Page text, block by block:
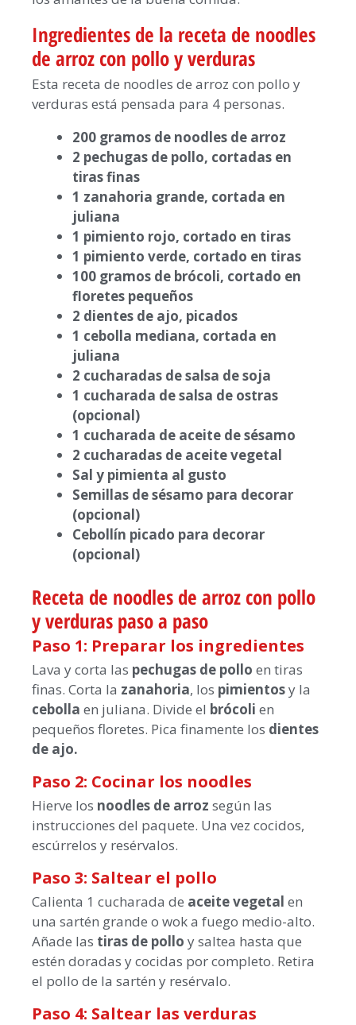
Ingredientes de la receta de noodles
de arroz con pollo y verduras
Esta receta de noodles de arroz con pollo y
verduras está pensada para 4 personas.
200 gramos de noodles de arroz
2 pechugas de pollo, cortadas en
tiras finas
1 zanahoria grande, cortada en
juliana
1 pimiento rojo, cortado en tiras
1 pimiento verde, cortado en tiras
100 gramos de brócoli, cortado en
floretes pequeños
2 dientes de ajo, picados
1 cebolla mediana, cortada en
juliana
2 cucharadas de salsa de soja
1 cucharada de salsa de ostras
(opcional)
1 cucharada de aceite de sésamo
2 cucharadas de aceite vegetal
Sal y pimienta al gusto
Semillas de sésamo para decorar
(opcional)
Cebollín picado para decorar
(opcional)
Receta de noodles de arroz con pollo
y verduras paso a paso
Paso 1: Preparar los ingredientes
Lava y corta las pechugas de pollo en tiras
finas. Corta la zanahoria, los pimientosy la
cebolla en juliana. Divide el brócoli en
pequeños floretes. Pica finamente los dientes
de ajo.
Paso 2: Cocinar los noodles
Hierve los noodles de arroz según las
instrucciones del paquete. Una vez cocidos,
escúrrelos y resérvalos.
Paso 3: Saltear el pollo
Calienta 1 cucharada de aceite vegetal en
una sartén grande o wok a fuego medio-alto.
Añade las tiras de pollo y saltea hasta que
estén doradas y cocidas por completo. Retira
el pollo de la sartén y resérvalo.
Paso 4: Saltear las verduras